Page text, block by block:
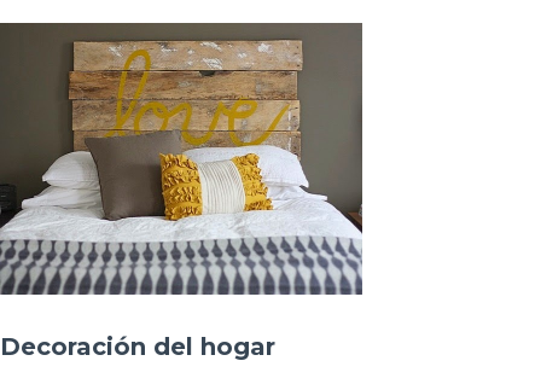
Decoración del hogar